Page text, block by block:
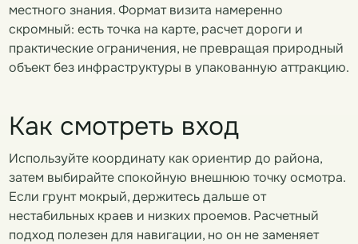
местного знания. Формат визита намеренно
скромный: есть точка на карте, расчет дороги и
практические ограничения, не превращая природный
объект без инфраструктуры в упакованную аттракцию.
Как смотреть вход
Используйте координату как ориентир до района,
затем выбирайте спокойную внешнюю точку осмотра.
Если грунт мокрый, держитесь дальше от
нестабильных краев и низких проемов. Расчетный
подход полезен для навигации, но он не заменяет